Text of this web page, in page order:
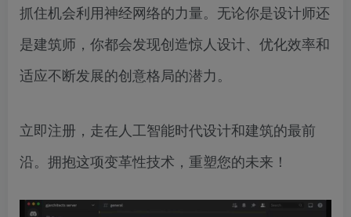
抓住机会利用神经网络的力量。无论你是设计师还
是建筑师，你都会发现创造惊人设计、优化效率和
适应不断发展的创意格局的潜力。
立即注册，走在人工智能时代设计和建筑的最前
沿。拥抱这项变革性技术，重塑您的未来！